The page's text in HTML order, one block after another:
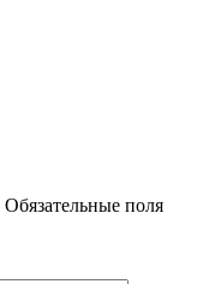
Обязательные поля